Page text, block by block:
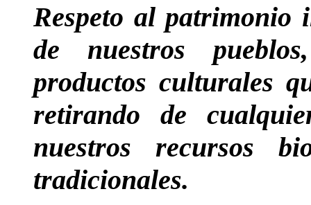
Respeto al
de nuestros
productos culturales
retirando de
nuestros recursos
tradicionales.